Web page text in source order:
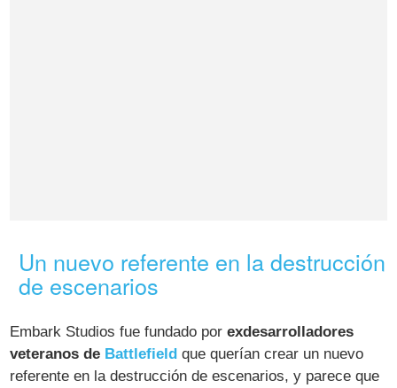
Un nuevo referente en la destrucción
de escenarios
Embark Studios fue fundado porexdesarrolladores
veteranos de Battlefield que querían crear un nuevo
referente en la destrucción de escenarios, y parece que